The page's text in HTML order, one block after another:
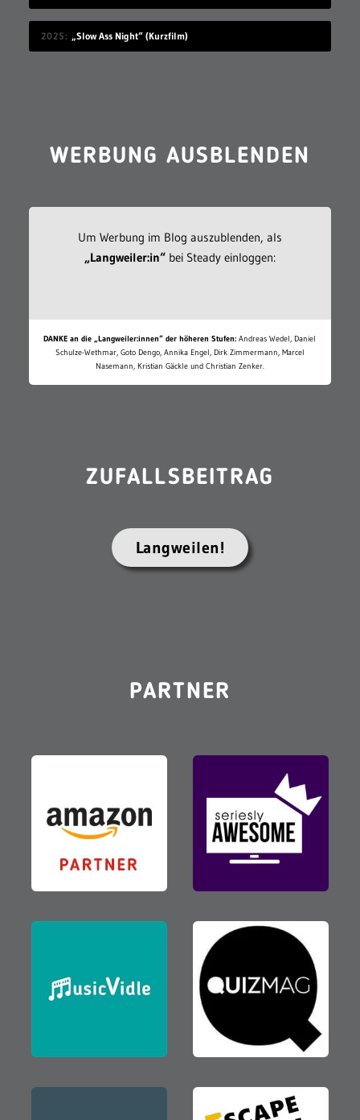
2025 „Slow Ass Night“ (Kurzfilm)
WERBUNG AUSBLENDEN
Um Werbung im Blog auszublenden, als
„Langweiler:in“bei Steady einloggen:
DANKE an die „Langweiler:innen“ der höheren Stufen: Andreas Wedel, Daniel
Schulze-Wethmar, Goto Dengo, Annika Engel, Dirk Zimmermann, Marcel
Nasemann, Kristian Gäckle und Christian Zenker.
ZUFALLSBEITRAG
Langweilen!
PARTNER